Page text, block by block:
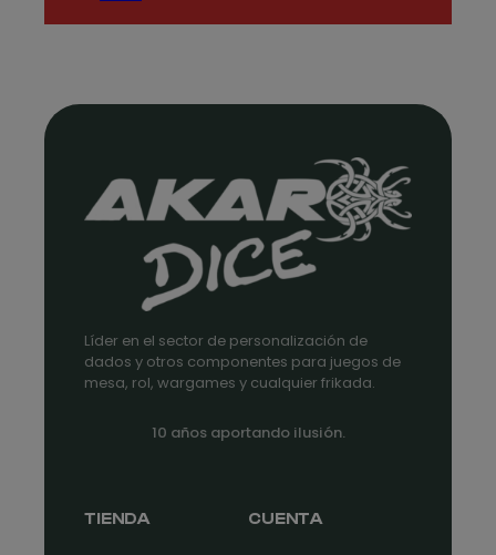
precios:
hasta
Líder en el sector de personalización de
dados y otros componentes para juegos de
mesa, rol, wargames y cualquier frikada.
10 años aportando ilusión.
TIENDA CUENTA